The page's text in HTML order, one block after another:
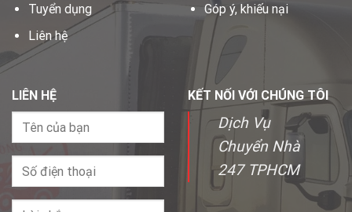
Tuyển dụng
Liên hệ
Góp ý, khiếu nại
LIÊN HỆ KẾT NỐI VỚI CHÚNG TÔI
Dịch Vụ
Chuyển Nhà
247 TPHCM